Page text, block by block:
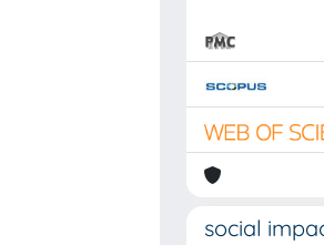
social